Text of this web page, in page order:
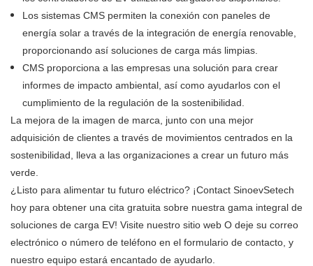
Los sistemas CMS permiten la conexión con paneles de
energía solar a través de la integración de energía renovable,
proporcionando así soluciones de carga más limpias.
CMS proporciona a las empresas una solución para crear
informes de impacto ambiental, así como ayudarlos con el
cumplimiento de la regulación de la sostenibilidad.
La mejora de la imagen de marca, junto con una mejor
adquisición de clientes a través de movimientos centrados en la
sostenibilidad, lleva a las organizaciones a crear un futuro más
verde.
¿Listo para alimentar tu futuro eléctrico? ¡Contact SinoevSetech
hoy para obtener una cita gratuita sobre nuestra gama integral de
soluciones de carga EV! Visite nuestro sitio web O deje su correo
electrónico o número de teléfono en el formulario de contacto, y
nuestro equipo estará encantado de ayudarlo.